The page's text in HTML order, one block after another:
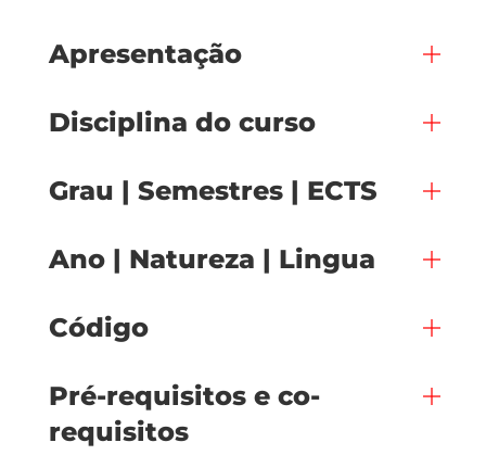
Apresentação
Disciplina do curso
Grau | Semestres | ECTS
Ano | Natureza | Lingua
Código
Pré-requisitos e co-
requisitos